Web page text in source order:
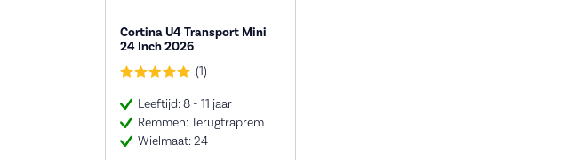
Cortina U4 Transport Mini
24 Inch 2026
(1)
Leeftijd: 8 - 11 jaar
Remmen: Terugtraprem
Wielmaat: 24